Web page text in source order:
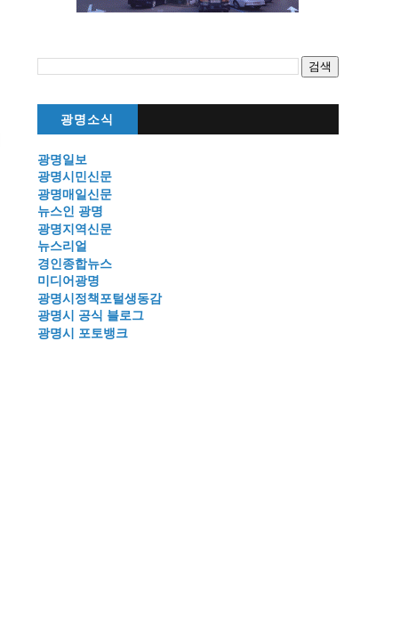
광명소식
광명일보
광명시민신문
광명매일신문
뉴스인 광명
광명지역신문
뉴스리얼
경인종합뉴스
미디어광명
광명시정책포털생동감
광명시 공식 블로그
광명시 포토뱅크